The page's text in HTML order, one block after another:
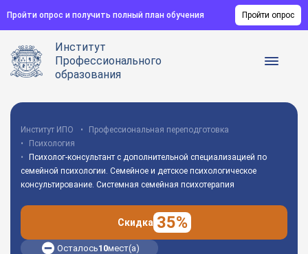
Пройти опрос и получить полный план обучения Пройти опрос
Институт
Профессионального
образования
Институт ИПО
Профессиональная переподготовка
Психология
Психолог-консультант с дополнительной специализацией по
семейной психологии. Семейное и детское психологическое
консультирование. Системная семейная психотерапия
Скидка 35%
Осталось10мест(а)